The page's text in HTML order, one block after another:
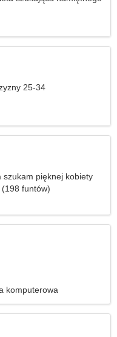
25-34
szukam pięknej kobiety
funtów)
komputerowa